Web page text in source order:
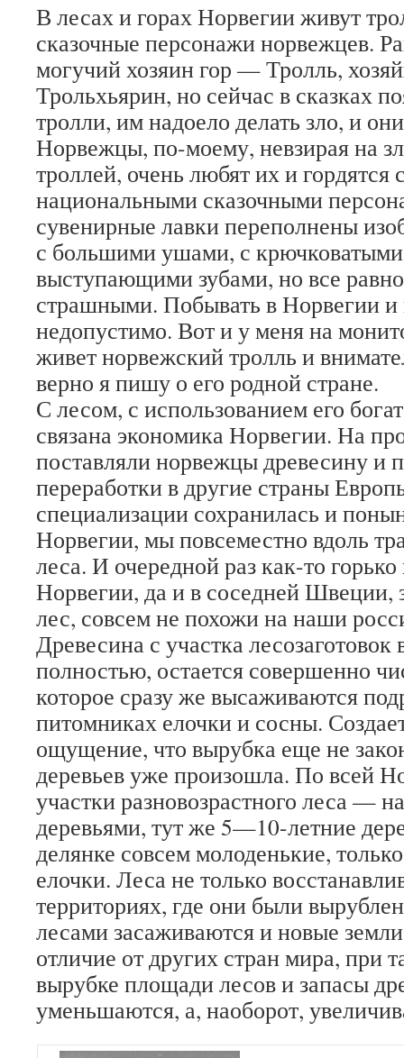
В лесах и горах Норвегии живут
сказочные персонажи норвежцев.
могучий хозяин гор — Тролль,
Трольхьярин, но сейчас в сказках
тролли, им надоело делать зло, и
Норвежцы, по-моему, невзирая на
троллей, очень любят их и гордятся
национальными сказочными
сувенирные лавки переполнены
с большими ушами, с
выступающими зубами, но все
страшными. Побывать в Норвегии и
недопустимо. Вот и у меня на
живет норвежский тролль и
верно я пишу о его родной стране.
С лесом, с использованием его
связана экономика Норвегии. На
поставляли норвежцы древесину и
переработки в другие страны
специализации сохранилась и
Норвегии, мы повсеместно вдоль
леса. И очередной раз как-то
Норвегии, да и в соседней Швеции,
лес, совсем не похожи на наши
Древесина с участка лесозаготовок
полностью, остается совершенно
которое сразу же высаживаются
питомниках елочки и сосны.
ощущение, что вырубка еще не
деревьев уже произошла. По всей
участки разновозрастного леса —
деревьями, тут же 5—10-летние
делянке совсем молоденькие,
елочки. Леса не только
территориях, где они были
лесами засаживаются и новые
отличие от других стран мира, при
вырубке площади лесов и запасы
уменьшаются, а, наоборот,